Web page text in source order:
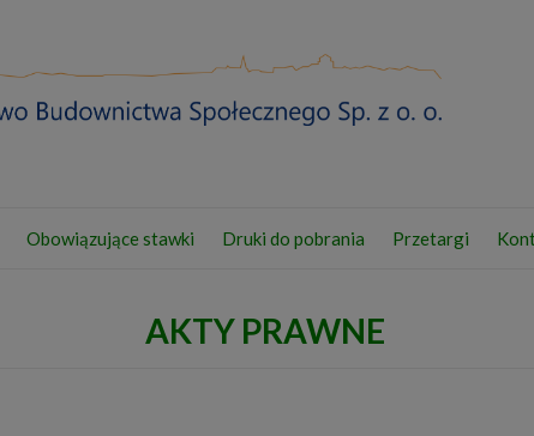
Obowiązujące stawki Druki do pobrania Przetargi
AKTY PRAWNE